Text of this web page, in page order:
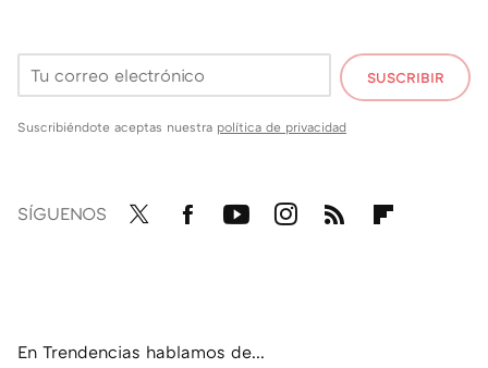
SUSCRIBIR
Suscribiéndote aceptas nuestra política de privacidad
SÍGUENOS
En Trendencias hablamos de...